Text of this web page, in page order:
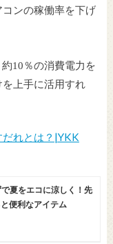
ンの稼働率を下げ
10 ％の消費電力を
上手に活用すれ
だれとは？|YKK
夏をエコに涼しく！先
便利なアイテム